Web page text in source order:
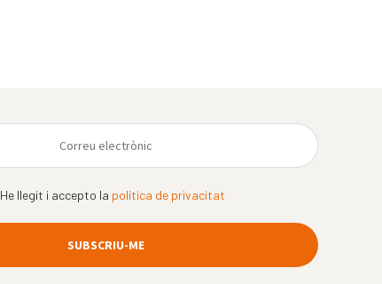
He llegit i accepto la política de privacitat